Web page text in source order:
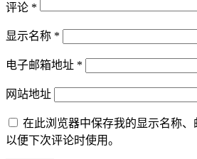
评论 *
显示名称 *
电子邮箱地址 *
网站地址
在此浏览器中保存我的显示名称、
以便下次评论时使用。